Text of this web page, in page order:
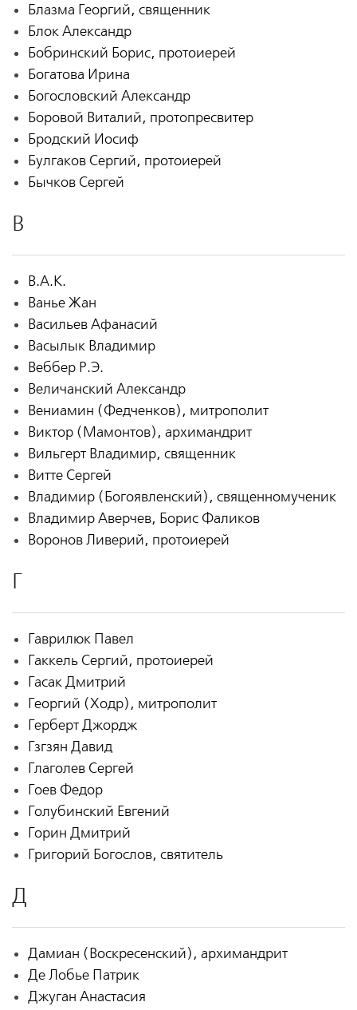
Блазма Георгий, священник
Блок Александр
Бобринский Борис, протоиерей
Богатова Ирина
Богословский Александр
Боровой Виталий, протопресвитер
Бродский Иосиф
Булгаков Сергий, протоиерей
Бычков Сергей
В
В.А.К.
Ванье Жан
Васильев Афанасий
Васылык Владимир
Веббер Р.Э.
Величанский Александр
Вениамин (Федченков), митрополит
Виктор (Мамонтов), архимандрит
Вильгерт Владимир, священник
Витте Сергей
Владимир (Богоявленский), священномученик
Владимир Аверчев, Борис Фаликов
Воронов Ливерий, протоиерей
Г
Гаврилюк Павел
Гаккель Сергий, протоиерей
Гасак Дмитрий
Георгий (Ходр), митрополит
Герберт Джордж
Гзгзян Давид
Глаголев Сергей
Гоев Федор
Голубинский Евгений
Горин Дмитрий
Григорий Богослов, святитель
Д
Дамиан (Воскресенский), архимандрит
Де Лобье Патрик
Джуган Анастасия